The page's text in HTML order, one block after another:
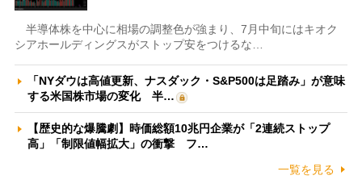
半導体株を中心に相場の調整色が強まり、7月中旬にはキオク
シアホールディングスがストップ安をつけるな…
「NYダウは高値更新、ナスダック・S&P500は足踏み」が意味
する米国株市場の変化 半…
【歴史的な爆騰劇】時価総額10兆円企業が「2連続ストップ
高」「制限値幅拡大」の衝撃 フ…
一覧を見る